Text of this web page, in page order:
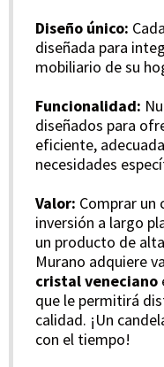
Diseño único:
diseñada para
mobiliario de su
Funcionalidad:
diseñados para
eficiente,
necesidades
Valor: Comprar un
inversión a largo
un producto de
Murano adquiere
cristal veneciano
que le permitirá
calidad. ¡Un
con el tiempo!